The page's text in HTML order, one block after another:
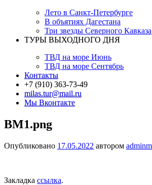
Лето в Санкт-Петербурге
В объятиях Дагестана
Три звезды Северного Кавказа
ТУРЫ ВЫХОДНОГО ДНЯ
ТВД на море Июнь
ТВД на море Сентябрь
Контакты
+7 (910) 363-73-49
milas.tur@mail.ru
Мы Вконтакте
BM1.png
Опубликовано 17.05.2022 автором
Закладка ссылка.